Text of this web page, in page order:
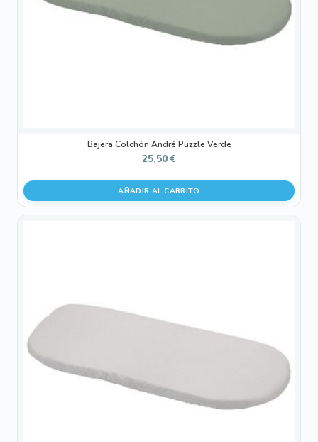
Bajera Colchón André Puzzle Verde
25,50 €
AÑADIR AL CARRITO